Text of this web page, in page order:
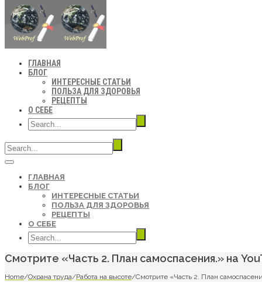
ГЛАВНАЯ
БЛОГ
ИНТЕРЕСНЫЕ СТАТЬИ
ПОЛЬЗА ДЛЯ ЗДОРОВЬЯ
РЕЦЕПТЫ
О СЕБЕ
ГЛАВНАЯ
БЛОГ
ИНТЕРЕСНЫЕ СТАТЬИ
ПОЛЬЗА ДЛЯ ЗДОРОВЬЯ
РЕЦЕПТЫ
О СЕБЕ
Смотрите «Часть 2. План самоспасения.» на
Home/Охрана труда/Работа на высоте/Смотрите «Часть 2. План